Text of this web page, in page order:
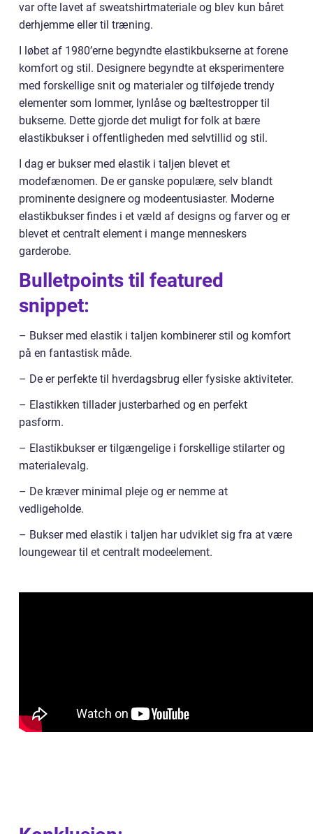
var ofte lavet af sweatshirtmateriale og blev kun båret
derhjemme eller til træning.
I løbet af 1980’erne begyndte elastikbukserne at forene
komfort og stil. Designere begyndte at eksperimentere
med forskellige snit og materialer og tilføjede trendy
elementer som lommer, lynlåse og bæltestropper til
bukserne. Dette gjorde det muligt for folk at bære
elastikbukser i offentligheden med selvtillid og stil.
I dag er bukser med elastik i taljen blevet et
modefænomen. De er ganske populære, selv blandt
prominente designere og modeentusiaster. Moderne
elastikbukser findes i et væld af designs og farver og er
blevet et centralt element i mange menneskers
garderobe.
Bulletpoints til featured
snippet:
– Bukser med elastik i taljen kombinerer stil og komfort
på en fantastisk måde.
– De er perfekte til hverdagsbrug eller fysiske aktiviteter.
– Elastikken tillader justerbarhed og en perfekt
pasform.
– Elastikbukser er tilgængelige i forskellige stilarter og
materialevalg.
– De kræver minimal pleje og er nemme at
vedligeholde.
– Bukser med elastik i taljen har udviklet sig fra at være
loungewear til et centralt modeelement.